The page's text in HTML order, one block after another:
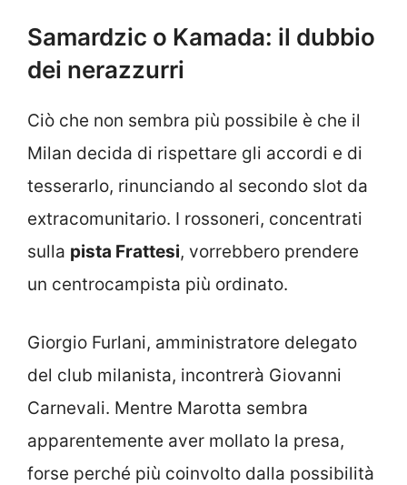
Samardzic o Kamada: il dubbio
dei nerazzurri
Ciò che non sembra più possibile è che il
Milan decida di rispettare gli accordi e di
tesserarlo, rinunciando al secondo slot da
extracomunitario. I rossoneri, concentrati
sulla pista Frattesi, vorrebbero prendere
un centrocampista più ordinato.
Giorgio Furlani, amministratore delegato
del club milanista, incontrerà Giovanni
Carnevali. Mentre Marotta sembra
apparentemente aver mollato la presa,
forse perché più coinvolto dalla possibilità